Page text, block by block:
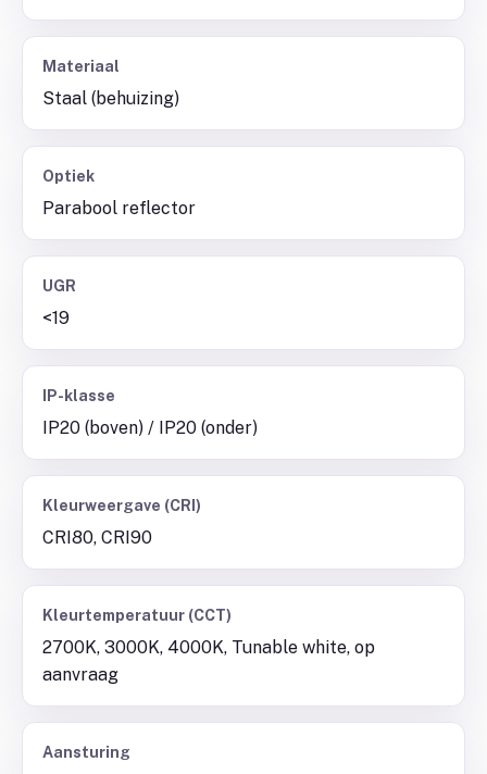
Materiaal
Staal (behuizing)
Optiek
Parabool reflector
UGR
<19
IP-klasse
IP20 (boven) / IP20 (onder)
Kleurweergave (CRI)
CRI80, CRI90
Kleurtemperatuur (CCT)
2700K, 3000K, 4000K, Tunable white, op
aanvraag
Aansturing